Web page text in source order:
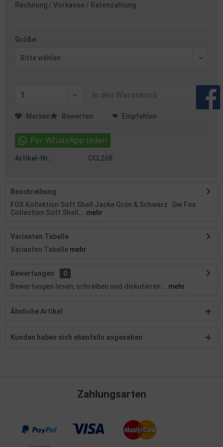
Rechnung / Vorkasse / Ratenzahlung
Größe:
Merken Bewerten Empfehlen
Artikel-Nr.: CCL268
Beschreibung
FOX Kollektion Soft Shell Jacke Grün & Schwarz Die Fox
Collection Soft Shell...
mehr
Varianten Tabelle
Varianten Tabelle mehr
Bewertungen
0
Bewertungen lesen, schreiben und diskutieren...
mehr
Ähnliche Artikel
Kunden haben sich ebenfalls angesehen
Zahlungsarten